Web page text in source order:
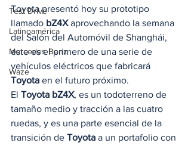
Test Drive
Latinoamérica
Mercedes Benz
Waze
Toyota presentó hoy su prototipo
llamado bZ4X aprovechando la semana
del Salón del Automóvil de Shanghái,
este es el primero de una serie de
vehículos eléctricos que fabricará
Toyota en el futuro próximo.
El Toyota bZ4X, es un todoterreno de
tamaño medio y tracción a las cuatro
ruedas, y es una parte esencial de la
transición de Toyota a un portafolio con